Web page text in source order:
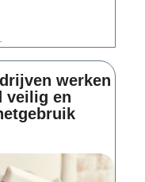
werken
veilig en